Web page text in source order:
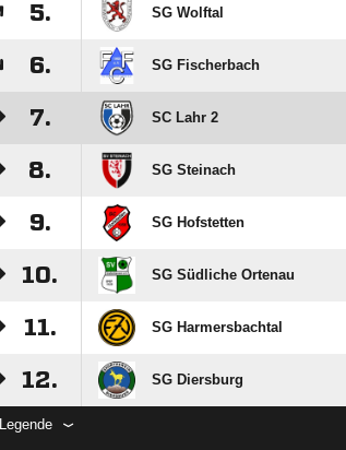
5. SG Wolftal
6. SG Fischerbach
7. SC Lahr 2
8. SG Steinach
9. SG Hofstetten
10. SG Südliche Ortenau
11. SG Harmersbachtal
12. SG Diersburg
Legende